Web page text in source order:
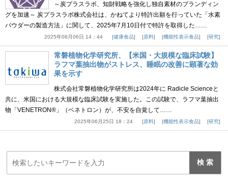
～炭プラスラボ、知財戦略を強化し独自素材のブランディン
グを加速～ 炭プラスラボ株式会社は、かねてより特許出願を行っていた「水素
パウダーの製造方法」に関して、2025年7月10日付で特許を取得した……
2025年08月06日 14：44 健康食品 原料 機能性表示食品 研究
常磐植物化学研究所、【米国・大規模な臨床試験】
ラフマ葉抽出物がストレス、睡眠の改善に顕著な効
果を示す
株式会社常磐植物化学研究所は2024年に Radicle Scienceと
共に、米国における大規模な臨床試験を実施した。この試験で、ラフマ葉抽出
物「VENETRON®」（ベネトロン）が、不安を自覚して……
2025年06月25日 18：24 原料 機能性表示食品 研究